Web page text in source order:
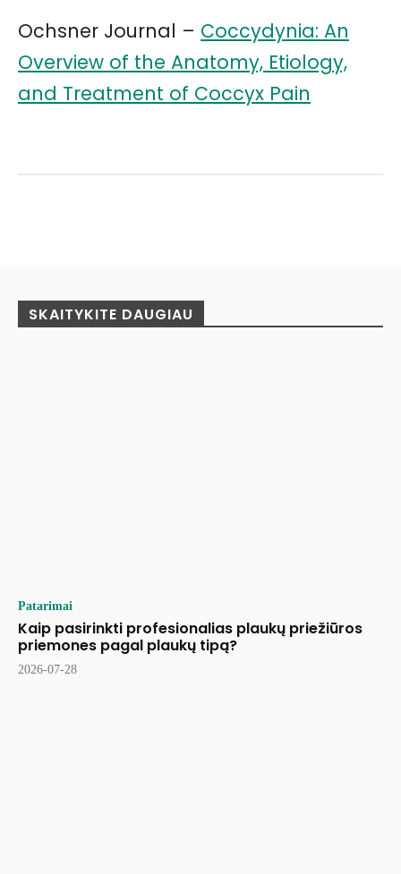
Ochsner Journal – Coccydynia: An
Overview of the Anatomy, Etiology,
and Treatment of Coccyx Pain
SKAITYKITE DAUGIAU
Patarimai
Kaip pasirinkti profesionalias plaukų priežiūros
priemones pagal plaukų tipą?
2026-07-28